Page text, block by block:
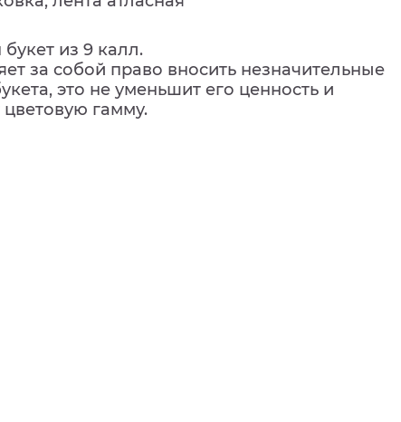
из 9 калл.
за собой право вносить незначительные
это не уменьшит его ценность и
гамму.